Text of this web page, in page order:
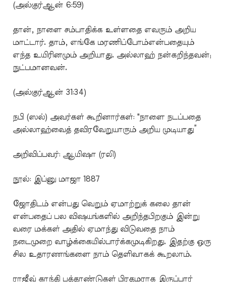
(அல்குர்ஆன் 6:59)
தான், நாளை சம்பாதிக்க உள்ளதை எவரும் அறிய
மாட்டார். தாம், எங்கே மரணிப்போம்என்பதையும்
எந்த உயிரினமும் அறியாது. அல்லாஹ் நன்கறிந்தவன்;
நுட்பமானவன்.
(அல்குர்ஆன் 31:34)
நபி (ஸல்) அவர்கள் கூறினார்கள்: "நாளை நடப்பதை
அல்லாஹ்வைத் தவிரவேறுயாரும் அறிய முடியாது”
அறிவிப்பவர்: ஆயிஷா (ரலி)
நூல்: இப்னு மாஜா 1887
ஜோதிடம் என்பது வெறும் ஏமாற்றுக் கலை தான்
என்பதைப் பல விஷயங்களில் அறிந்தபிறகும் இன்று
வரை மக்கள் அதில் ஏமாந்து விடுவதை நாம்
நடைமுறை வாழ்க்கையில்பார்க்கமுடிகிறது. இதற்கு ஒரு
சில உதாரணங்களை நாம் தெளிவாகக் கூறலாம்.
ராஜீவ் காந்தி பத்தாண்டுகள் பிரதமராக இருப்பார்